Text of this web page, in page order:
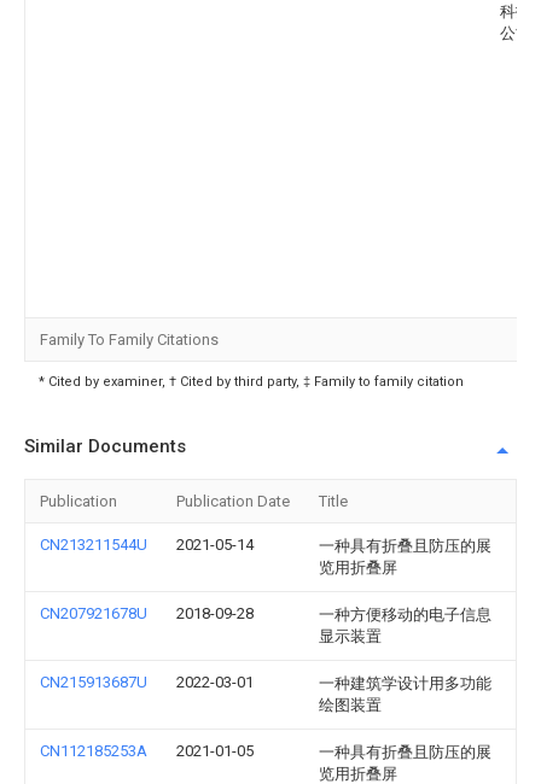
科技
公司
Family To Family Citations
* Cited by examiner, † Cited by third party, ‡ Family to family citation
Similar Documents
Publication Publication Date Title
CN213211544U 2021-05-14
一种具有折叠且防压的展
览用折叠屏
CN207921678U 2018-09-28
一种方便移动的电子信息
显示装置
CN215913687U 2022-03-01
一种建筑学设计用多功能
绘图装置
CN112185253A 2021-01-05
一种具有折叠且防压的展
览用折叠屏